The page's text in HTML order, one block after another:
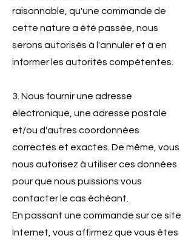
raisonnable, qu'une commande de
cette nature a été passée, nous
serons autorisés à l'annuler et à en
informer les autorités compétentes.
3. Nous fournir une adresse
électronique, une adresse postale
et/ou d'autres coordonnées
correctes et exactes. De même, vous
nous autorisez à utiliser ces données
pour que nous puissions vous
contacter le cas échéant.
En passant une commande sur ce site
Internet, vous affirmez que vous êtes